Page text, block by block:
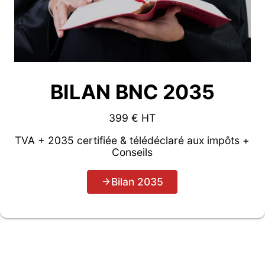
BILAN BNC 2035
399 € HT
TVA + 2035 certifiée & télédéclaré aux impôts +
Conseils
Bilan 2035